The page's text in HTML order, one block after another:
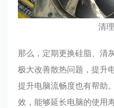
清
那么，定期更换硅脂、清
极大改善散热问题，提升
提升电脑流畅度也有帮助
效，能够延长电脑的使用